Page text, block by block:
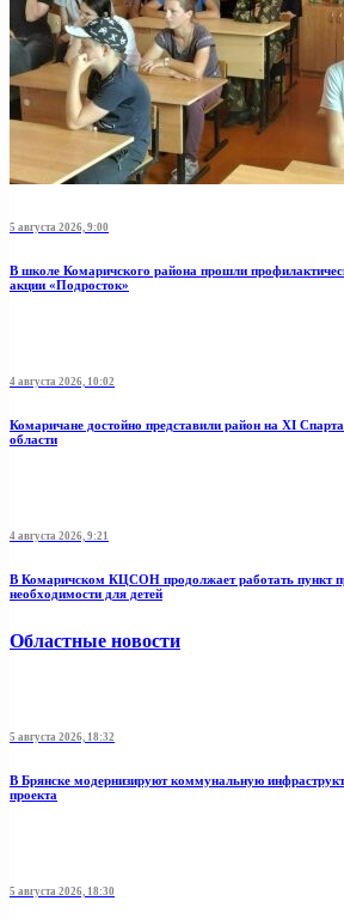
5 августа 2026, 9:00
В школе Комаричского района прошли
акции «Подросток»
4 августа 2026, 10:02
Комаричане достойно представили район на XI
области
4 августа 2026, 9:21
В Комаричском КЦСОН продолжает работать пункт
необходимости для детей
Областные новости
5 августа 2026, 18:32
В Брянске модернизируют коммунальную
проекта
5 августа 2026, 18:30